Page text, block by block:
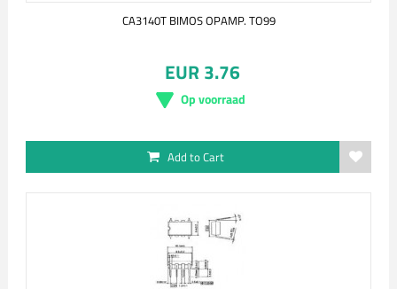
CA3140T BIMOS OPAMP. TO99
EUR 3.76
Op voorraad
Add to Cart